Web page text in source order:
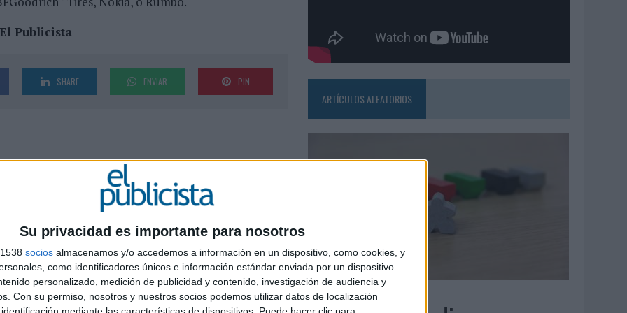
Su privacidad es importante para nosotros
socios almacenamos y/o accedemos a información en un dispositivo, como cookies, y
como identificadores únicos e información estándar enviada por un dispositivo
personalizado, medición de publicidad y contenido, investigación de audiencia y
Con su permiso, nosotros y nuestros socios podemos utilizar datos de localización
mediante las características de dispositivos. Puede hacer clic para
SPAIN PARA SAMSUNG ELECTRONICS IBERIA
Publicista
SHARE ENVIAR PIN
ARTÍCULOS ALEATORIOS